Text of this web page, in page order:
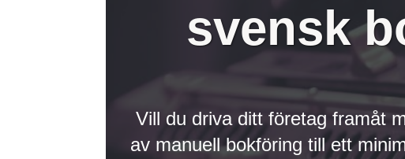
svensk
Vill du driva ditt företag framåt
av manuell bokföring till ett